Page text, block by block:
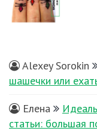
Alexey Sorokin
шашечки или
Елена
статьи: большая